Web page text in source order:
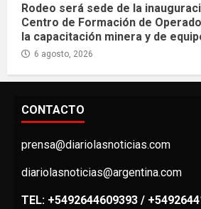
Rodeo será sede de la
Centro de Formación de
la capacitación minera y de
6 agosto, 2026
CONTACTO
prensa@diariolasnoticias.com
diariolasnoticias@argentina.com
TEL: +5492644609393 /